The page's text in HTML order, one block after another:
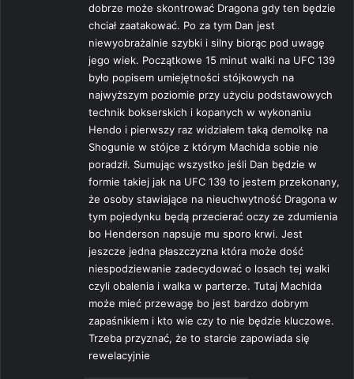
dobrze może skontrować Dragona gdy ten będzie
chciał zaatakować. Po za tym Dan jest
niewyobrażalnie szybki i silny biorąc pod uwagę
jego wiek. Początkowe 15 minut walki na UFC 139
było popisem umiejętności stójkowych na
najwyższym poziomie przy użyciu podstawowych
technik bokserskich i kopanych w wykonaniu
Hendo i pierwszy raz widziałem taką demolkę na
Shogunie w stójce z którym Machida sobie nie
poradził. Sumując wszystko jeśli Dan będzie w
formie takiej jak na UFC 139 to jestem przekonany,
że osoby stawiające na nieuchwytność Dragona w
tym pojedynku będą przecierać oczy ze zdumienia
bo Henderson napsuje mu sporo krwi. Jest
jeszcze jedna płaszczyzna która może dość
niespodziewanie zadecydować o losach tej walki
czyli obalenia i walka w parterze. Tutaj Machida
może mieć przewagę bo jest bardzo dobrym
zapaśnikiem i kto wie czy to nie będzie kluczowe.
Trzeba przyznać, że to starcie zapowiada się
rewelacyjnie